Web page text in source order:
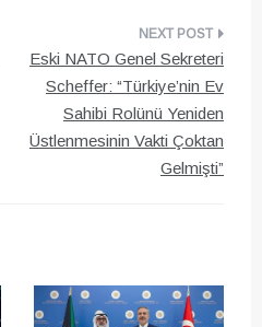
Eski NATO Genel Sekreteri
Scheffer: “Türkiye’nin Ev
Sahibi Rolünü Yeniden
Üstlenmesinin Vakti Çoktan
Gelmişti”